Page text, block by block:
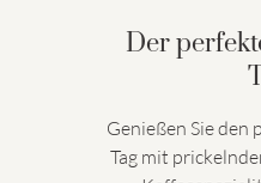
Der
Genießen Sie den
Tag mit